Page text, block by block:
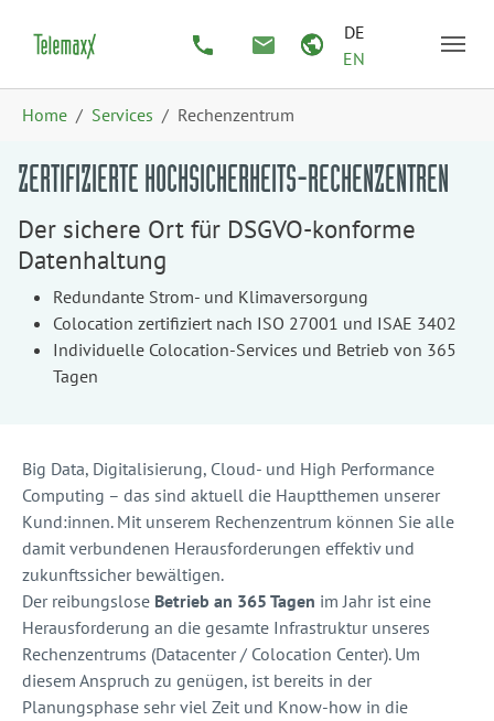
DE
EN
Home Services Rechenzentrum
ZERTIFIZIERTE HOCHSICHERHEITS-RECHENZENTREN
Der sichere Ort für DSGVO-konforme
Datenhaltung
Redundante Strom- und Klimaversorgung
Colocation zertifiziert nach ISO 27001 und ISAE 3402
Individuelle Colocation-Services und Betrieb von 365
Tagen
Big Data, Digitalisierung, Cloud- und High Performance
Computing – das sind aktuell die Hauptthemen unserer
Kund:innen. Mit unserem Rechenzentrum können Sie alle
damit verbundenen Herausforderungen effektiv und
zukunftssicher bewältigen.
Der reibungslose Betrieb an 365 Tagen im Jahr ist eine
Herausforderung an die gesamte Infrastruktur unseres
Rechenzentrums (Datacenter / Colocation Center). Um
diesem Anspruch zu genügen, ist bereits in der
Planungsphase sehr viel Zeit und Know-how in die